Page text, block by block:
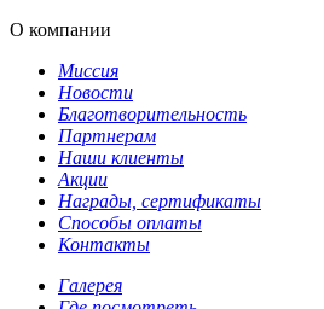
О компании
Миссия
Новости
Благотворительность
Партнерам
Наши клиенты
Акции
Награды, сертификаты
Способы оплаты
Контакты
Галерея